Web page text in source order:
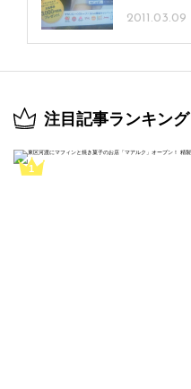
2011.03.09
注目記事ランキング